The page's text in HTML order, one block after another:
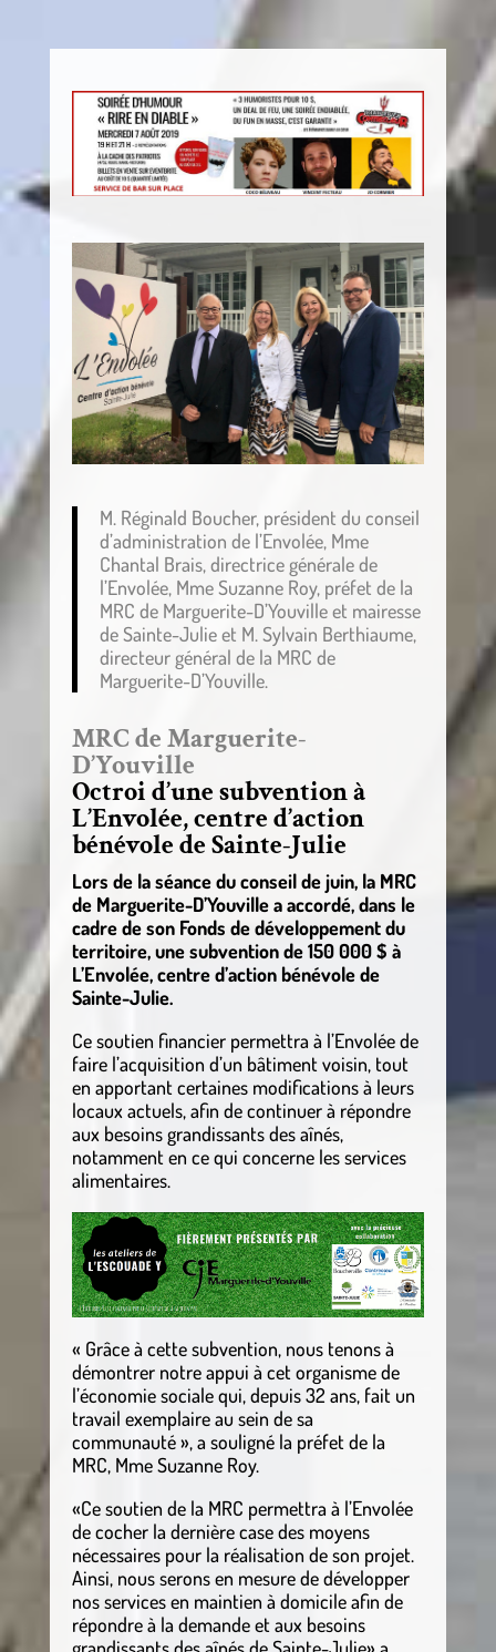
M. Réginald Boucher, président du conseil
d’administration de l’Envolée, Mme
Chantal Brais, directrice générale de
l’Envolée, Mme Suzanne Roy, préfet de la
MRC de Marguerite-D’Youville et mairesse
de Sainte-Julie et M. Sylvain Berthiaume,
directeur général de la MRC de
Marguerite-D’Youville.
MRC de Marguerite-
D’Youville
Octroi d’une subvention à
L’Envolée, centre d’action
bénévole de Sainte-Julie
Lors de la séance du conseil de juin, la MRC
de Marguerite-D’Youville a accordé, dans le
cadre de son Fonds de développement du
territoire, une subvention de 150 000 $ à
L’Envolée, centre d’action bénévole de
Sainte-Julie.
Ce soutien financier permettra à l’Envolée de
faire l’acquisition d’un bâtiment voisin, tout
en apportant certaines modifications à leurs
locaux actuels, afin de continuer à répondre
aux besoins grandissants des aînés,
notamment en ce qui concerne les services
alimentaires.
« Grâce à cette subvention, nous tenons à
démontrer notre appui à cet organisme de
l’économie sociale qui, depuis 32 ans, fait un
travail exemplaire au sein de sa
communauté », a souligné la préfet de la
MRC, Mme Suzanne Roy.
«Ce soutien de la MRC permettra à l’Envolée
de cocher la dernière case des moyens
nécessaires pour la réalisation de son projet.
Ainsi, nous serons en mesure de développer
nos services en maintien à domicile afin de
répondre à la demande et aux besoins